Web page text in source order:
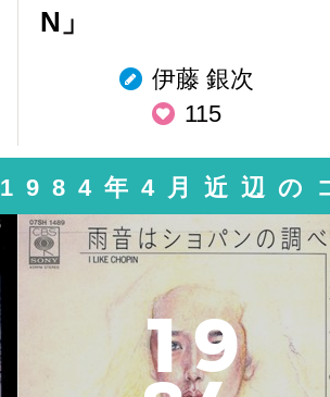
N」
伊藤 銀次
115
1984年4月近辺の
19